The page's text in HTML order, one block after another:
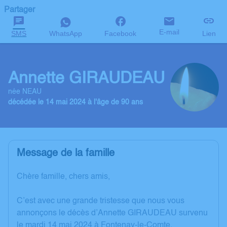
Partager
SMS WhatsApp Facebook E-mail Lien
Annette GIRAUDEAU
née NEAU
décédée le 14 mai 2024 à l'âge de 90 ans
Message de la famille
Chère famille, chers amis,
C’est avec une grande tristesse que nous vous
annonçons le décès d’Annette GIRAUDEAU survenu